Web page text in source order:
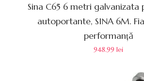
Sina C65 6 metri
autoportante, SINA 6M.
performanță
948.99lei